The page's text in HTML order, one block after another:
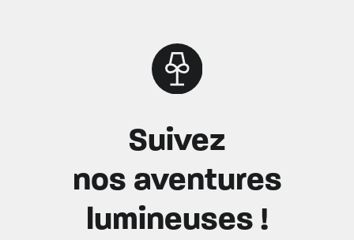
Suivez
nos aventures
lumineuses !